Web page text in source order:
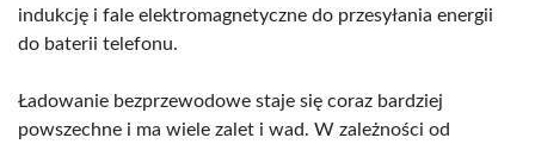
indukcję i fale elektromagnetyczne do przesyłania energii
do baterii telefonu.
Ładowanie bezprzewodowe staje się coraz bardziej
powszechne i ma wiele zalet i wad. W zależności od